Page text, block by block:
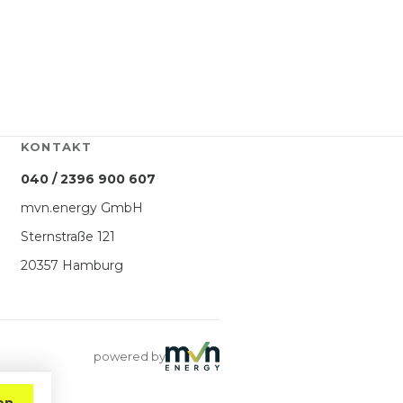
KONTAKT
040 / 2396 900 607
mvn.energy GmbH
Sternstraße 121
20357 Hamburg
powered by